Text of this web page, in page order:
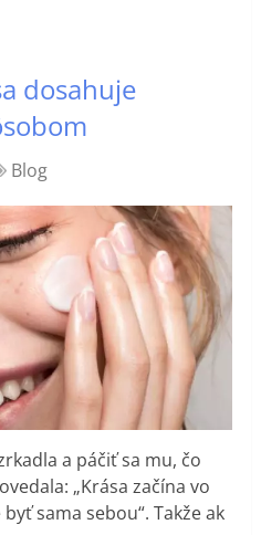
dosahuje
Blog
a páčiť sa mu, čo
„Krása začína vo
sama sebou“. Takže ak